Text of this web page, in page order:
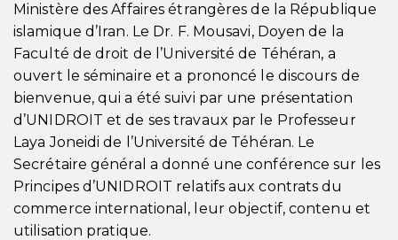
Ministère des Affaires étrangères de la République
islamique d’Iran. Le Dr. F. Mousavi, Doyen de la
Faculté de droit de l’Université de Téhéran, a
ouvert le séminaire et a prononcé le discours de
bienvenue, qui a été suivi par une présentation
d’UNIDROIT et de ses travaux par le Professeur
Laya Joneidi de l’Université de Téhéran. Le
Secrétaire général a donné une conférence sur les
Principes d’UNIDROIT relatifs aux contrats du
commerce international, leur objectif, contenu et
utilisation pratique.